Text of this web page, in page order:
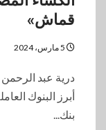
قماش»
درية عبد الرحمن
أبرز البنوك
بنك...